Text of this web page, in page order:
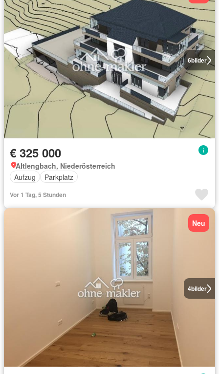
6bilder
€ 325 000
Altlengbach, Niederösterreich
Aufzug
Parkplatz
Vor 1 Tag, 5 Stunden
4bilder
Neu